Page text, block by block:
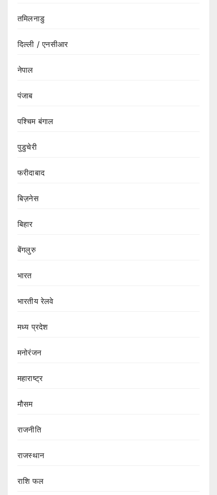
तमिलनाडु
दिल्ली / एनसीआर
नेपाल
पंजाब
पश्चिम बंगाल
पुडुचेरी
फरीदाबाद
बिज़नेस
बिहार
बेंगलुरु
भारत
भारतीय रेलवे
मध्य प्रदेश
मनोरंजन
महाराष्ट्र
मौसम
राजनीति
राजस्थान
राशि फल